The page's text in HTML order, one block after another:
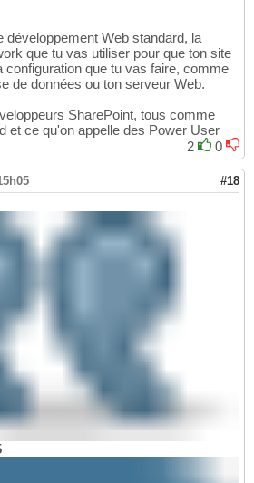
développement Web standard, la
que tu vas utiliser pour que ton site
configuration que tu vas faire, comme
de données ou ton serveur Web.
SharePoint, tous comme
et ce qu'on appelle des Power User
2
0
#18